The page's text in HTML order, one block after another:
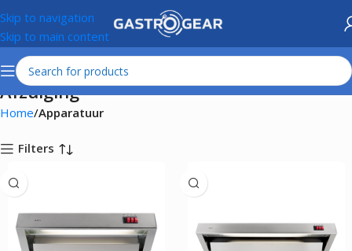
Skip to navigation
Skip to main content
Afzuiging
Home Apparatuur
Filters